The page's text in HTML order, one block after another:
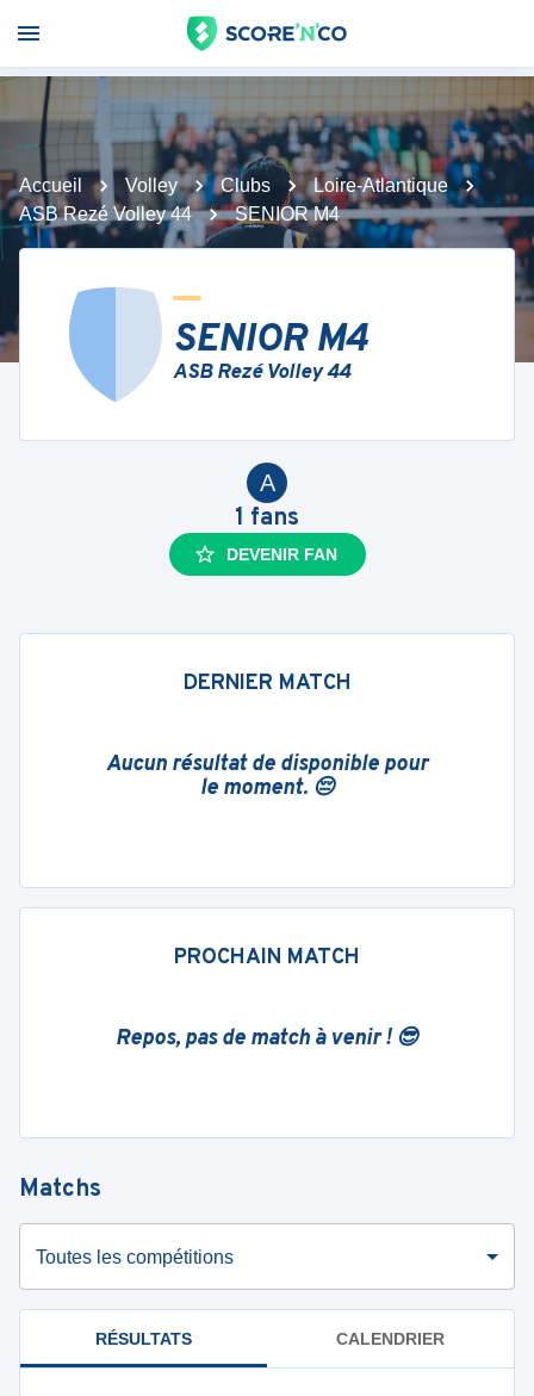
Accueil Volley Clubs
Loire-Atlantique
ASB Rezé Volley 44
SENIOR M4
SENIOR M4
ASB Rezé Volley 44
A
1 fans
DEVENIR FAN
DERNIER MATCH
Aucun résultat de disponible pour
le moment. 😔
PROCHAIN MATCH
Repos, pas de match à venir ! 😎
Matchs
Toutes les compétitions
RÉSULTATS CALENDRIER